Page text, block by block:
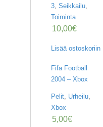
3, Seikkailu,
Toiminta
10,00€
Lisää ostoskoriin
Fifa Football
2004 – Xbox
Pelit, Urheilu,
Xbox
5,00€